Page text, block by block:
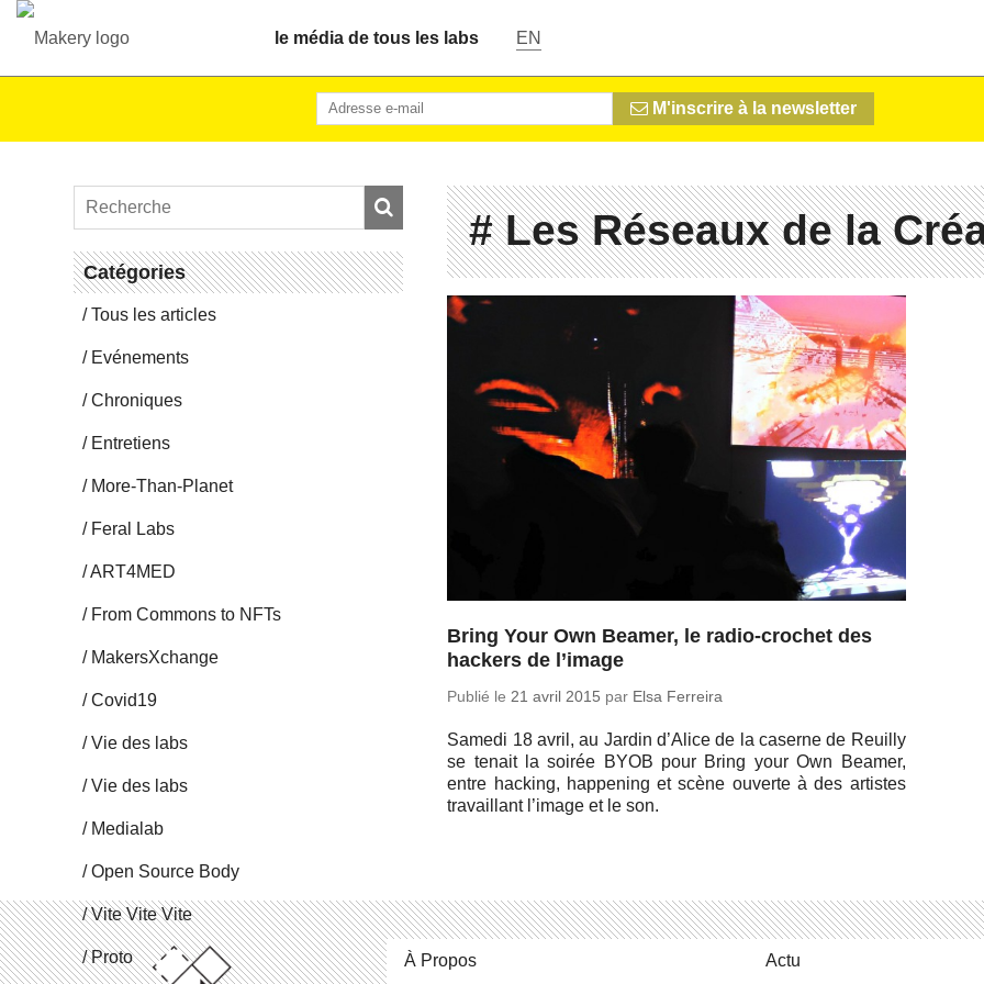
le média de tous les labs EN
M'inscrire à la newsletter
Ca­té­go­ries
Tous les articles
Evé­ne­ments
Chro­niques
En­tre­tiens
More-Than-Pla­net
Feral Labs
ART4MED
From Commons to NFTs
Ma­kersX­change
Covid19
Vie des labs
Vie des labs
Me­dia­lab
Open Source Body
Vite Vite Vite
Proto
# Les Réseaux de la
Bring Your Own Beamer, le radio-crochet des
hackers de l’image
Publié le21 avril 2015 par Elsa Ferreira
Samedi 18 avril, au Jardin d’Alice de la caserne de Reuilly
se tenait la soirée BYOB pour Bring your Own Beamer,
entre hacking, hap­pe­ning et scène ouverte à des ar­tistes
tra­vaillant l’image et le son.
À Propos Actu